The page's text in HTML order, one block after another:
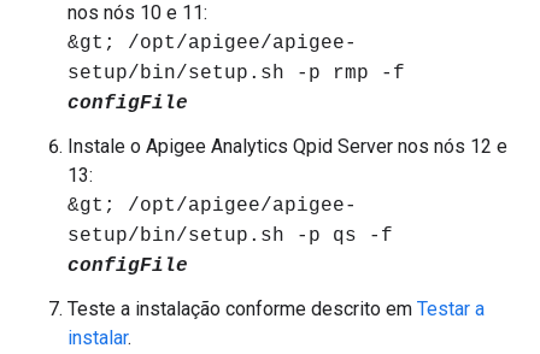
nos nós 10 e 11:
&gt; /opt/apigee/apigee-
setup/bin/setup.sh -p rmp -f
configFile
Instale o Apigee Analytics Qpid Server nos nós 12 e
13:
&gt; /opt/apigee/apigee-
setup/bin/setup.sh -p qs -f
configFile
Teste a instalação conforme descrito em Testar a
instalar.